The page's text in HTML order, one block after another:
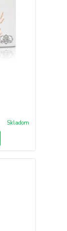
Skladom